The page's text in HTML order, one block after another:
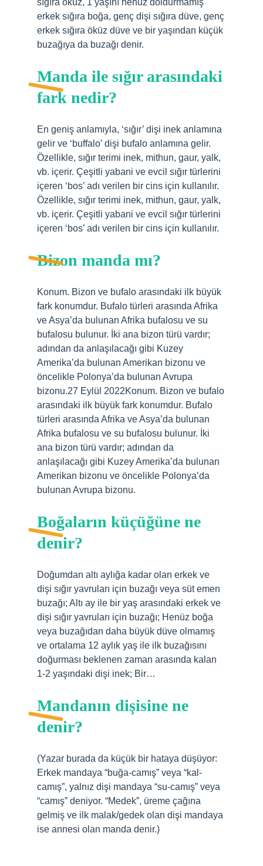
sığıra öküz, 1 yaşını henüz doldurmamış
erkek sığıra boğa, genç dişi sığıra düve, genç
erkek sığıra öküz düve ve bir yaşından küçük
buzağıya da buzağı denir.
Manda ile sığır arasındaki
fark nedir?
En geniş anlamıyla, ‘sığır’ dişi inek anlamına
gelir ve ‘buffalo’ dişi bufalo anlamına gelir.
Özellikle, sığır terimi inek, mithun, gaur, yalk,
vb. içerir. Çeşitli yabani ve evcil sığır türlerini
içeren ‘bos’ adı verilen bir cins için kullanılır.
Özellikle, sığır terimi inek, mithun, gaur, yalk,
vb. içerir. Çeşitli yabani ve evcil sığır türlerini
içeren ‘bos’ adı verilen bir cins için kullanılır.
Bizon manda mı?
Konum. Bizon ve bufalo arasındaki ilk büyük
fark konumdur. Bufalo türleri arasında Afrika
ve Asya’da bulunan Afrika bufalosu ve su
bufalosu bulunur. İki ana bizon türü vardır;
adından da anlaşılacağı gibi Kuzey
Amerika’da bulunan Amerikan bizonu ve
öncelikle Polonya’da bulunan Avrupa
bizonu.27 Eylül 2022Konum. Bizon ve bufalo
arasındaki ilk büyük fark konumdur. Bufalo
türleri arasında Afrika ve Asya’da bulunan
Afrika bufalosu ve su bufalosu bulunur. İki
ana bizon türü vardır; adından da
anlaşılacağı gibi Kuzey Amerika’da bulunan
Amerikan bizonu ve öncelikle Polonya’da
bulunan Avrupa bizonu.
Boğaların küçüğüne ne
denir?
Doğumdan altı aylığa kadar olan erkek ve
dişi sığır yavruları için buzağı veya süt emen
buzağı; Altı ay ile bir yaş arasındaki erkek ve
dişi sığır yavruları için buzağı; Henüz boğa
veya buzağıdan daha büyük düve olmamış
ve ortalama 12 aylık yaş ile ilk buzağısını
doğurması beklenen zaman arasında kalan
1-2 yaşındaki dişi inek; Bir…
Mandanın dişisine ne
denir?
(Yazar burada da küçük bir hataya düşüyor:
Erkek mandaya “buğa-camış” veya “kal-
camış”, yalnız dişi mandaya “su-camış” veya
“camış” deniyor. “Medek”, üreme çağına
gelmiş ve ilk malak/gedek olan dişi mandaya
ise annesi olan manda denir.)